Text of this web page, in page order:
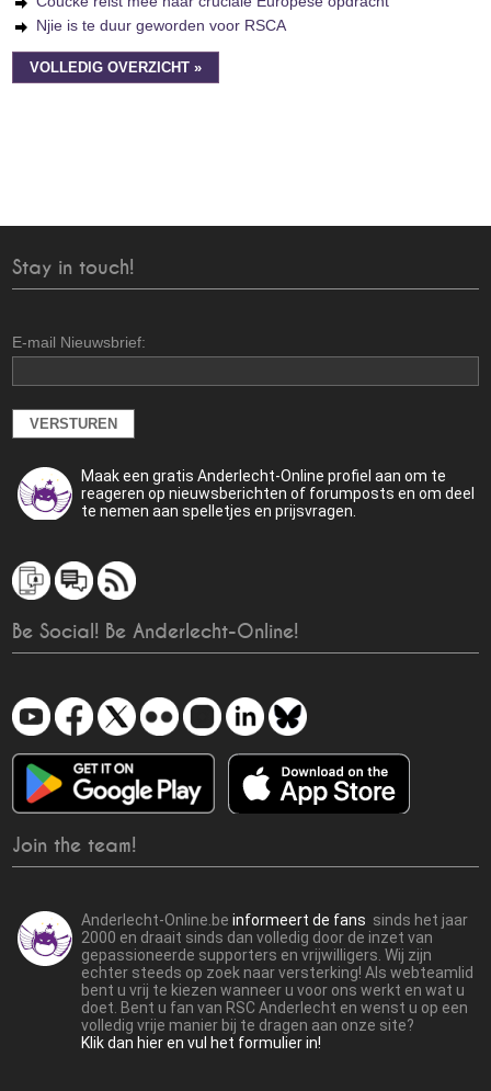
Njie is te duur geworden voor RSCA
VOLLEDIG OVERZICHT »
Stay in touch!
E-mail Nieuwsbrief:
Maak een gratis Anderlecht-Online profiel aan om te
reageren op nieuwsberichten of forumposts en om deel
te nemen aan spelletjes en prijsvragen.
Be Social! Be Anderlecht-Online!
Join the team!
Anderlecht-Online.beinformeert de fans sinds het jaar
2000 en draait sinds dan volledig door de inzet van
gepassioneerde supporters en vrijwilligers. Wij zijn
echter steeds op zoek naar versterking! Als webteamlid
bent u vrij te kiezen wanneer u voor ons werkt en wat u
doet. Bent u fan van RSC Anderlecht en wenst u op een
volledig vrije manier bij te dragen aan onze site?
Klik dan hier en vul het formulier in!